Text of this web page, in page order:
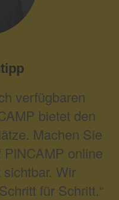
verfügbaren
bietet den
Machen Sie
PiNCAMP online
Wir
für Schritt.“